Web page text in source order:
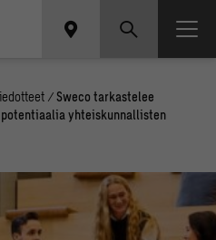
/ Sweco tarkastelee
yhteiskunnallisten